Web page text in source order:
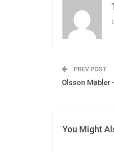
PREV POST
Olsson Møbler
You Might